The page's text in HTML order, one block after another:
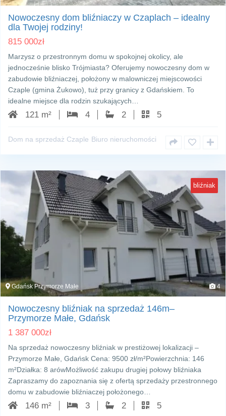
Nowoczesny dom bliźniaczy w Czaplach – idealny
dla Twojej rodziny!
815 000zł
Marzysz o przestronnym domu w spokojnej okolicy, ale
jednocześnie blisko Trójmiasta? Oferujemy nowoczesny dom w
zabudowie bliźniaczej, położony w malowniczej miejscowości
Czaple (gmina Żukowo), tuż przy granicy z Gdańskiem. To
idealne miejsce dla rodzin szukających…
121 m² 4 2 5
Dom na sprzedaż Czaple Biuro nieruchomości
bliźniak
Gdańsk Przymorze Małe 4
Nowoczesny bliźniak na sprzedaż 146m–
Przymorze Małe, Gdańsk
1 387 000zł
Na sprzedaż nowoczesny bliźniak w prestiżowej lokalizacji –
Przymorze Małe, Gdańsk Cena: 9500 zł/m²Powierzchnia: 146
m²Działka: 8 arówMożliwość zakupu drugiej połowy bliźniaka
Zapraszamy do zapoznania się z ofertą sprzedaży przestronnego
domu w zabudowie bliźniaczej położonego…
146 m² 3 2 5